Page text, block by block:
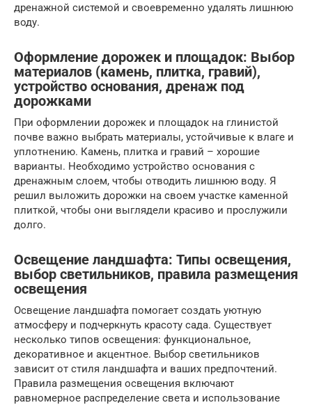
дренажной системой и своевременно удалять лишнюю
воду.
Оформление дорожек и площадок: Выбор
материалов (камень, плитка, гравий),
устройство основания, дренаж под
дорожками
При оформлении дорожек и площадок на глинистой
почве важно выбрать материалы, устойчивые к влаге и
уплотнению. Камень, плитка и гравий – хорошие
варианты. Необходимо устройство основания с
дренажным слоем, чтобы отводить лишнюю воду. Я
решил выложить дорожки на своем участке каменной
плиткой, чтобы они выглядели красиво и прослужили
долго.
Освещение ландшафта: Типы освещения,
выбор светильников, правила размещения
освещения
Освещение ландшафта помогает создать уютную
атмосферу и подчеркнуть красоту сада. Существует
несколько типов освещения: функциональное,
декоративное и акцентное. Выбор светильников
зависит от стиля ландшафта и ваших предпочтений.
Правила размещения освещения включают
равномерное распределение света и использование